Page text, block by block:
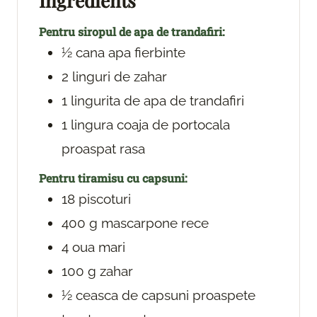
s
Pentru siropul de apa de trandafiri:
½ cana apa fierbinte
2 linguri de zahar
1 lingurita de apa de trandafiri
1 lingura coaja de portocala
proaspat rasa
Pentru tiramisu cu capsuni:
18 piscoturi
400 g mascarpone rece
4 oua mari
100 g zahar
½ ceasca de capsuni proaspete